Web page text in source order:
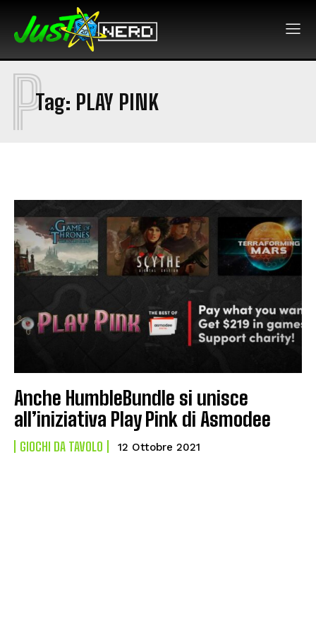
Tag: PLAY PINK
P
Anche HumbleBundle si unisce
all’iniziativa Play Pink di Asmodee
GIOCHI DA TAVOLO 12 Ottobre 2021